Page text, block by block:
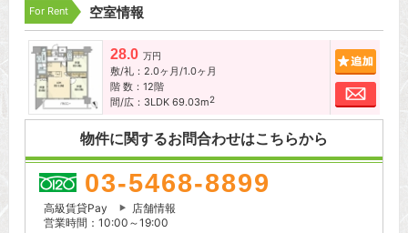
For Rent 空室情報
28.0 万円
敷/礼：2.0ヶ月/1.0ヶ月
階 数：12階
間/広：3LDK 69.03m2
お問
物件に関するお問合わせはこちらから
03-5468-8899
高級賃貸Pay
店舗情報
営業時間：10:00～19:00